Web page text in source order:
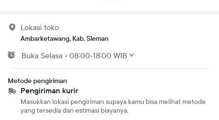
Lokasi toko
Ambarketawang, Kab. Sleman
Buka Selasa • 08:00-18:00 WIB
Metode pengiriman
Pengiriman kurir
Masukkan lokasi pengiriman supaya kamu bisa melihat metode
yang tersedia dan estimasi biayanya.